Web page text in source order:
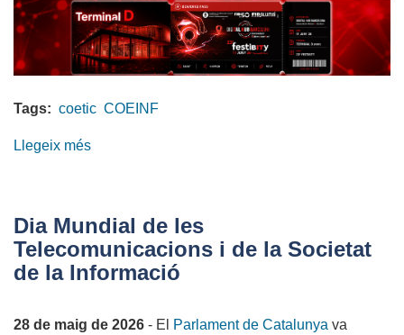
Tags: coetic COEINF
Llegeix més
nostre
Col·legi
a
Festibity
Dia Mundial de les
Telecomunicacions i de la Societat
de la Informació
28 de maig de 2026 - El Parlament de Catalunya va